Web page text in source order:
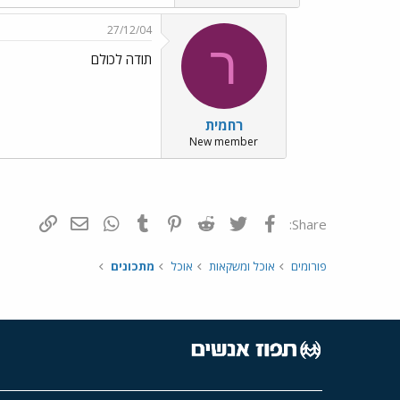
ר
רחמית
New member
27/12/04
תודה לכולם
Share: פייסבוק Twitter
Reddit
Pinterest
Tumblr
WhatsAppדואר אלקטרוני
פורומים אוכל ומשקאות אוכל מתכונים